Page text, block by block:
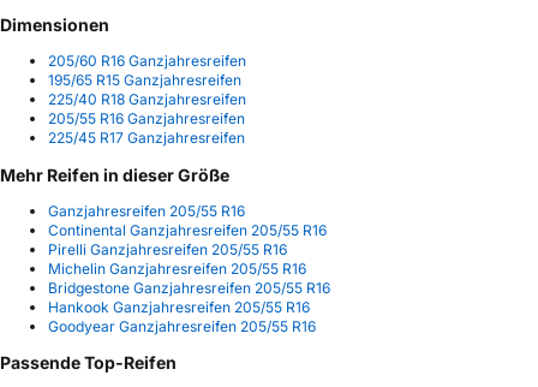
Dimensionen
205/60 R16 Ganzjahresreifen
195/65 R15 Ganzjahresreifen
225/40 R18 Ganzjahresreifen
205/55 R16 Ganzjahresreifen
225/45 R17 Ganzjahresreifen
Mehr Reifen in dieser Größe
Ganzjahresreifen 205/55 R16
Continental Ganzjahresreifen 205/55 R16
Pirelli Ganzjahresreifen 205/55 R16
Michelin Ganzjahresreifen 205/55 R16
Bridgestone Ganzjahresreifen 205/55 R16
Hankook Ganzjahresreifen 205/55 R16
Goodyear Ganzjahresreifen 205/55 R16
Passende Top-Reifen